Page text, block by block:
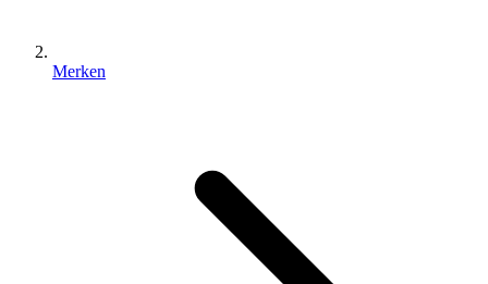
Merken